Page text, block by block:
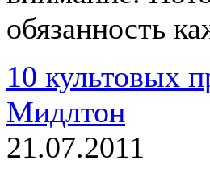
обязанность
10 культовых
Мидлтон
21.07.2011